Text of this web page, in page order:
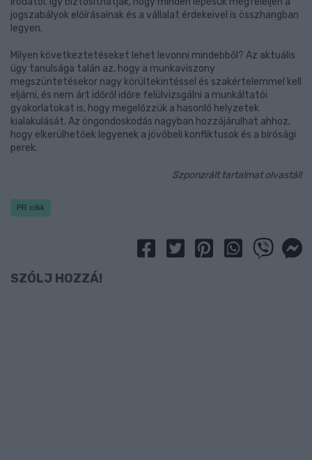
jogszabályok előírásainak és a vállalat érdekeivel is összhangban
legyen.
Milyen következtetéseket lehet levonni mindebből? Az aktuális
ügy tanulsága talán az, hogy a munkaviszony
megszüntetésekor nagy körültekintéssel és szakértelemmel kell
eljárni, és nem árt időről időre felülvizsgálni a munkáltatói
gyakorlatokat is, hogy megelőzzük a hasonló helyzetek
kialakulását. Az öngondoskodás nagyban hozzájárulhat ahhoz,
hogy elkerülhetőek legyenek a jövőbeli konfliktusok és a bírósági
perek.
Szponzrált tartalmat olvastál!
PR cikk
SZÓLJ HOZZÁ!